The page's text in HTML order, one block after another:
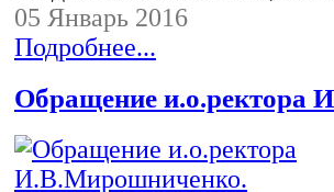
05 Январь 2016
Подробнее...
Обращение и.о.ректора